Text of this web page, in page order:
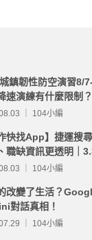
鎮韌性防空演習8/
速演練有什麼限制
理 ｜ 104小編
快找App】捷運搜
職缺資訊更透明｜
｜ 104小編
改變了生活？
對話真相！
｜ 104小編